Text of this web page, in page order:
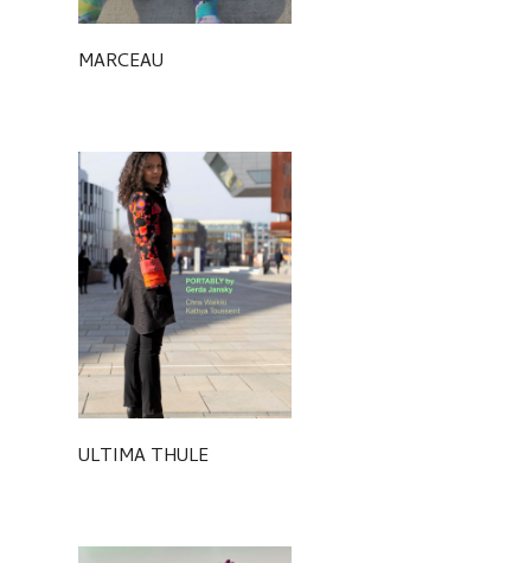
MARCEAU
ULTIMA THULE